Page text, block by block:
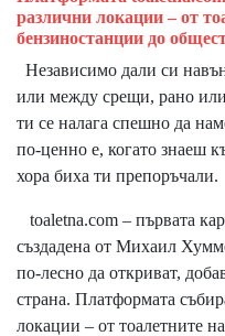
различни локации – от
бензиностанции до
Независимо дали си
или между срещи, рано
ти се налага спешно да
по-ценно е, когато знаеш
хора биха ти препоръчали.
toaletna.com – първата
създадена от Михаил
по-лесно да откриват,
страна. Платформата
локации – от тоалетните